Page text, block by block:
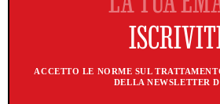
ACCETTO LE NORME SUL
DELLA NEWSLETTER